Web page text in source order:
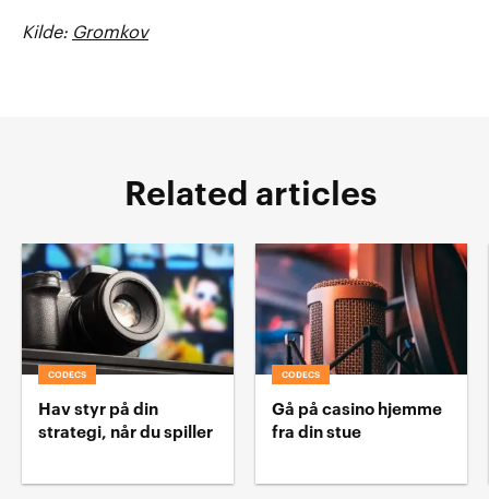
Kilde: Gromkov
Related articles
CODECS
Hav styr på din
strategi, når du spiller
CODECS
Gå på casino hjemme
fra din stue